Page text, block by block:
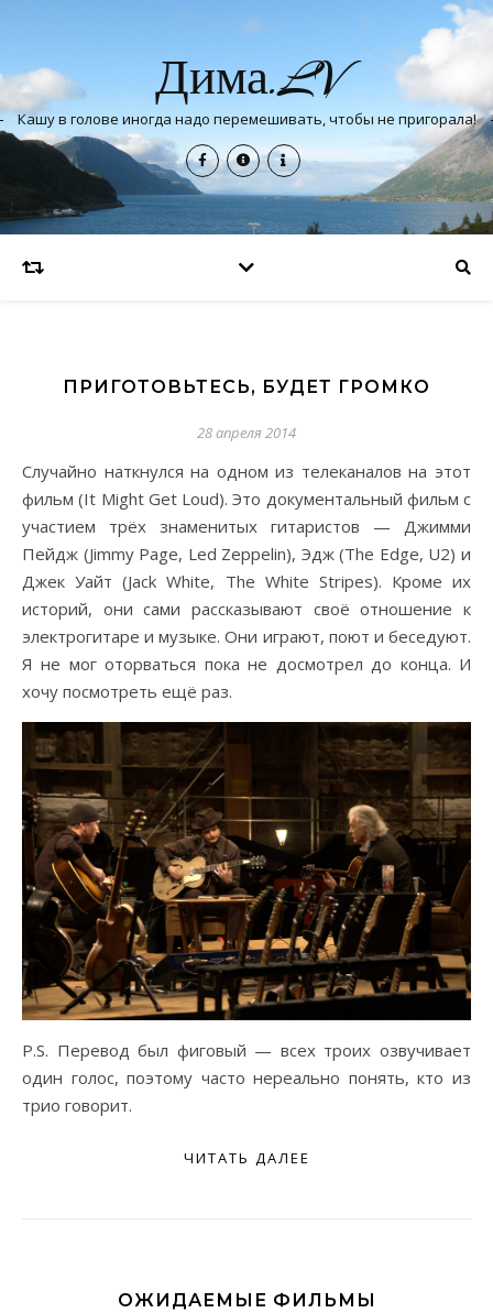
Дима.LV
Кашу в голове иногда надо перемешивать, чтобы не пригорала!
ПРИГОТОВЬТЕСЬ, БУДЕТ ГРОМКО
28 апреля 2014
Случайно наткнулся на одном из телеканалов на этот
фильм (It Might Get Loud). Это документальный фильм с
участием трёх знаменитых гитаристов — Джимми
Пейдж (Jimmy Page, Led Zeppelin), Эдж (The Edge, U2) и
Джек Уайт (Jack White, The White Stripes). Кроме их
историй, они сами рассказывают своё отношение к
электрогитаре и музыке. Они играют, поют и беседуют.
Я не мог оторваться пока не досмотрел до конца. И
хочу посмотреть ещё раз.
P.S. Перевод был фиговый — всех троих озвучивает
один голос, поэтому часто нереально понять, кто из
трио говорит.
ЧИТАТЬ ДАЛЕЕ
ОЖИДАЕМЫЕ ФИЛЬМЫ